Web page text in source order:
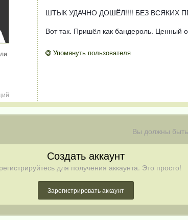
ШТЫК УДАЧНО ДОШЁЛ!!!! БЕЗ ВСЯКИХ
Вот так. Пришёл как бандероль. Ценный
Упомянуть пользователя
Вы должны быть
Создать аккаунт
для получения аккаунта. Это просто!
Зарегистрировать аккаунт